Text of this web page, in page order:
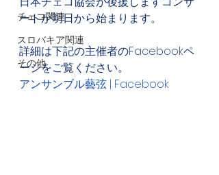
チェコ関連
スロバキア関連
その他
ートが明日から始まります。
詳細は下記の主催者のFacebookペ
ージをご覧ください。
アンサンブル藝弦 | Facebook